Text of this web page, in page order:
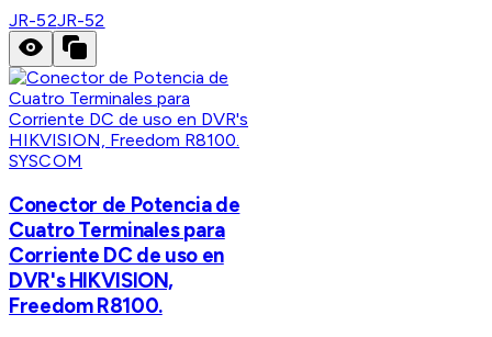
JR-52JR-52
SYSCOM
Conector de Potencia de
Cuatro Terminales para
Corriente DC de uso en
DVR's HIKVISION,
Freedom R8100.